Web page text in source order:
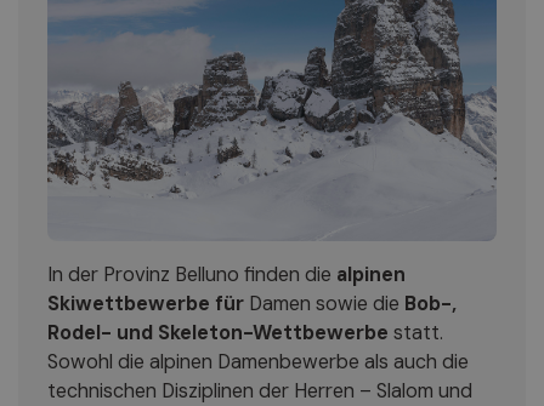
In der Provinz Belluno finden die alpinen
Skiwettbewerbe für Damen sowie die Bob-,
Rodel- und Skeleton-Wettbewerbe statt.
Sowohl die alpinen Damenbewerbe als auch die
technischen Disziplinen der Herren – Slalom und